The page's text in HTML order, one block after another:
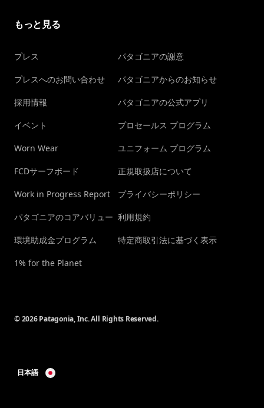
もっと見る
プレス
プレスへのお問い合わせ
採用情報
イベント
Worn Wear
FCDサーフボード
Work in Progress Report
パタゴニアのコアバリュー
環境助成金プログラム
1% for the Planet
パタゴニアの謝意
パタゴニアからのお知らせ
パタゴニアの公式アプリ
プロセールス プログラム
ユニフォーム プログラム
正規取扱店について
プライバシーポリシー
利用規約
特定商取引法に基づく表示
© 2026 Patagonia, Inc. All Rights Reserved.
日本語